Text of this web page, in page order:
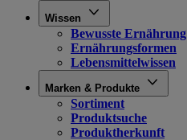
Wissen
Bewusste Ernährung
Ernährungsformen
Lebensmittelwissen
Marken & Produkte
Sortiment
Produktsuche
Produktherkunft